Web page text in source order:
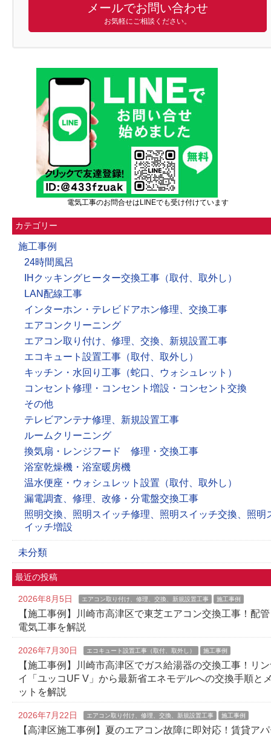
メールでお問い合わせ
お気軽にご相談ください。
電気工事のお問合せはLINEでも受け付けています
カテゴリー
施工事例
24時間風呂
IHクッキングヒーター交換工事（取付、取外し）
LAN配線工事
インターホン・テレビドアホン修理、交換工事
エアコンクリーニング
エアコン取り付け、修理、交換、新規設置工事
エコキュート設置工事（取付、取外し）
キッチン・水回り工事（蛇口、ウォシュレット）
コンセント修理・コンセント増設・コンセント交換
その他
テレビアンテナ修理、新規設置工事
ルームクリーニング
換気扇・レンジフード 修理・交換工事
浴室乾燥機・浴室暖房機
温水便座・ウォシュレット設置（取付、取外し）
漏電調査、修理、改修・分電盤交換工事
照明交換、照明スイッチ修理、照明スイッチ交換、照明
イッチ増設
未分類
最近の投稿
2026年8月5日 エアコン取り付け、修理、交換、新規設置工事 施工事例
【施工事例】川崎市高津区で東芝エアコン交換工事！配
電気工事を解説
2026年7月30日 エコキュート設置工事（取付、取外し） 施工事例
【施工事例】川崎市高津区でガス給湯器の交換工事！リ
イ「ユッコUF V」から最新省エネモデルへの交換手順と
ットを解説
2026年7月22日 エアコン取り付け、修理、交換、新規設置工事 施工事例
【高津区施工事例】夏のエアコン故障に即対応！賃貸ア